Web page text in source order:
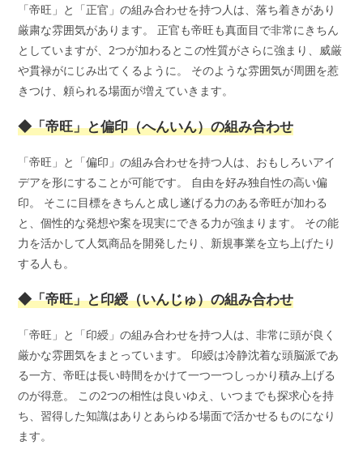
「帝旺」と「正官」の組み合わせを持つ人は、落ち着きがあり
厳粛な雰囲気があります。 正官も帝旺も真面目で非常にきちん
としていますが、2つが加わるとこの性質がさらに強まり、威厳
や貫禄がにじみ出てくるように。 そのような雰囲気が周囲を惹
きつけ、頼られる場面が増えていきます。
◆「帝旺」と偏印（へんいん）の組み合わせ
「帝旺」と「偏印」の組み合わせを持つ人は、おもしろいアイ
デアを形にすることが可能です。 自由を好み独自性の高い偏
印。 そこに目標をきちんと成し遂げる力のある帝旺が加わる
と、個性的な発想や案を現実にできる力が強まります。 その能
力を活かして人気商品を開発したり、新規事業を立ち上げたり
する人も。
◆「帝旺」と印綬（いんじゅ）の組み合わせ
「帝旺」と「印綬」の組み合わせを持つ人は、非常に頭が良く
厳かな雰囲気をまとっています。 印綬は冷静沈着な頭脳派であ
る一方、帝旺は長い時間をかけて一つ一つしっかり積み上げる
のが得意。 この2つの相性は良いゆえ、いつまでも探求心を持
ち、習得した知識はありとあらゆる場面で活かせるものになり
ます。